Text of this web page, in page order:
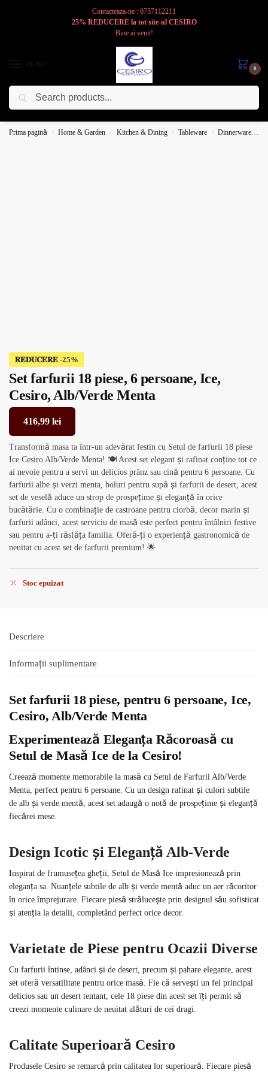
Contacteaza-ne : 0757112211
25% REDUCERE la tot site-ul CESIRO
Bine ai venit!
0
Cesiro
Prima pagină / Home & Garden / Kitchen & Dining / Tableware / Dinnerware
𝐑𝐄𝐃𝐔𝐂𝐄𝐑𝐄
Set farfurii 18 piese, 6 persoane, Ice,
Cesiro, Alb/Verde Menta
416,99 lei
Transformă masa ta într-un adevărat festin cu Setul de farfurii 18 piese
Ice Cesiro Alb/Verde Menta! 🍽️ Acest set elegant și rafinat conține tot ce
ai nevoie pentru a servi un delicios prânz sau cină pentru 6 persoane. Cu
farfurii albe și verzi menta, boluri pentru supă și farfurii de desert, acest
set de veselă aduce un strop de prospețime și eleganță în orice
bucătărie. Cu o combinație de castroane pentru ciorbă, decor marin și
farfurii adânci, acest serviciu de masă este perfect pentru întâlniri festive
sau pentru a-ți răsfăța familia. Oferă-ți o experiență gastronomică de
neuitat cu acest set de farfurii premium! 🌟
Stoc epuizat
Descriere
Informații suplimentare
Set farfurii 18 piese, pentru 6 persoane, Ice,
Cesiro, Alb/Verde Menta
Experimentează Eleganța Răcoroasă cu
Setul de Masă Ice de la Cesiro!
Creează momente memorabile la masă cu Setul de Farfurii Alb/Verde
Menta, perfect pentru 6 persoane. Cu un design rafinat și culori subtile
de alb și verde mentă, acest set adaugă o notă de prospețime și eleganță
fiecărei mese.
Design Icotic și Eleganță Alb-Verde
Inspirat de frumusețea gheții, Setul de Masă Ice impresionează prin
eleganța sa. Nuanțele subtile de alb și verde mentă aduc un aer răcoritor
în orice împrejurare. Fiecare piesă strălucește prin designul său sofisticat
și atenția la detalii, completând perfect orice decor.
Varietate de Piese pentru Ocazii Diverse
Cu farfurii întinse, adânci și de desert, precum și pahare elegante, acest
set oferă versatilitate pentru orice masă. Fie că servești un fel principal
delicios sau un desert tentant, cele 18 piese din acest set îți permit să
creezi momente culinare de neuitat alături de cei dragi.
Calitate Superioară Cesiro
Produsele Cesiro se remarcă prin calitatea lor superioară. Fiecare piesă